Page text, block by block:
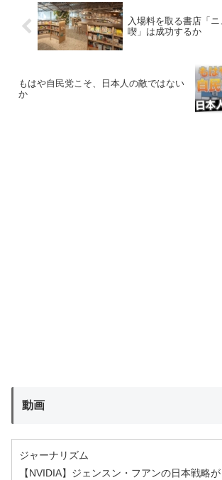
入場料を取る書店「
喫」は成功するか
もはや自民党こそ、日本人の敵ではない
か
動画
ジャーナリズム
【NVIDIA】ジェンスン・フアンの日本戦略が